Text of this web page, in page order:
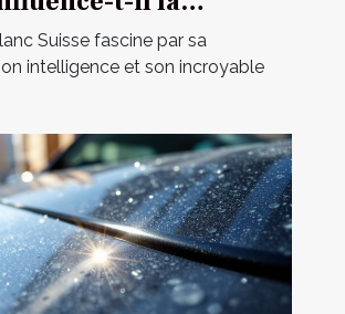
familiale ?
Suisse fascine par sa
intelligence et son incroyable